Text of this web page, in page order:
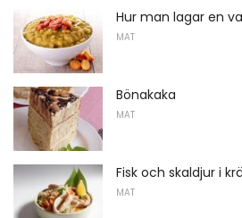
Hur man lagar en
MAT
Bönakaka
MAT
Fisk och skaldjur i
MAT